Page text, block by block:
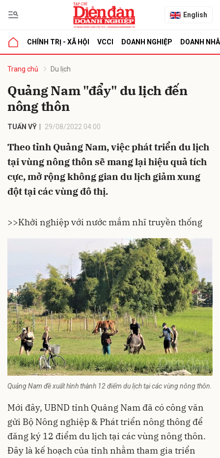
English
CHÍNH TRỊ - XÃ HỘI VCCI DOANH NGHIỆP DOANH
Trang chủ Du lịch
Quảng Nam "đẩy" du lịch đến
nông thôn
TUẤN VỸ 29/08/2022 04:00
Theo tỉnh Quảng Nam, việc phát triển du lịch
tại vùng nông thôn sẽ mang lại hiệu quả tích
cực, mở rộng không gian du lịch giảm xung
đột tại các vùng đô thị.
>>Khởi nghiệp với nước mắm nhĩ truyền thống
Quảng Nam đề xuất hình thành 12 điểm du lịch tại các vùng nông thôn.
Mới đây, UBND tỉnh Quảng Nam đã có công văn
gửi Bộ Nông nghiệp & Phát triển nông thông để
đăng ký 12 điểm du lịch tại các vùng nông thôn.
Đây là kế hoạch của tỉnh nhằm tham gia triển
luận
Hủy